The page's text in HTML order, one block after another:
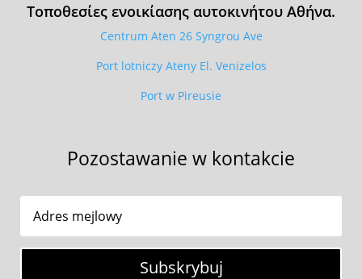
Τοποθεσίες ενοικίασης αυτοκινήτου Αθήνα.
Centrum Aten 26 Syngrou Ave
Port lotniczy Ateny El. Venizelos
Port w Pireusie
Pozostawanie w kontakcie
Subskrybuj